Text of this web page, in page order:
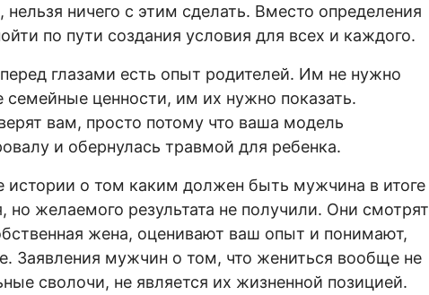
ничего с этим сделать. Вместо определения
по пути создания условия для всех и каждого.
глазами есть опыт родителей. Им не нужно
семейные ценности, им их нужно показать.
вам, просто потому что ваша модель
и обернулась травмой для ребенка.
о том каким должен быть мужчина в итоге
желаемого результата не получили. Они смотрят
жена, оценивают ваш опыт и понимают,
Заявления мужчин о том, что жениться вообще не
сволочи, не является их жизненной позицией.